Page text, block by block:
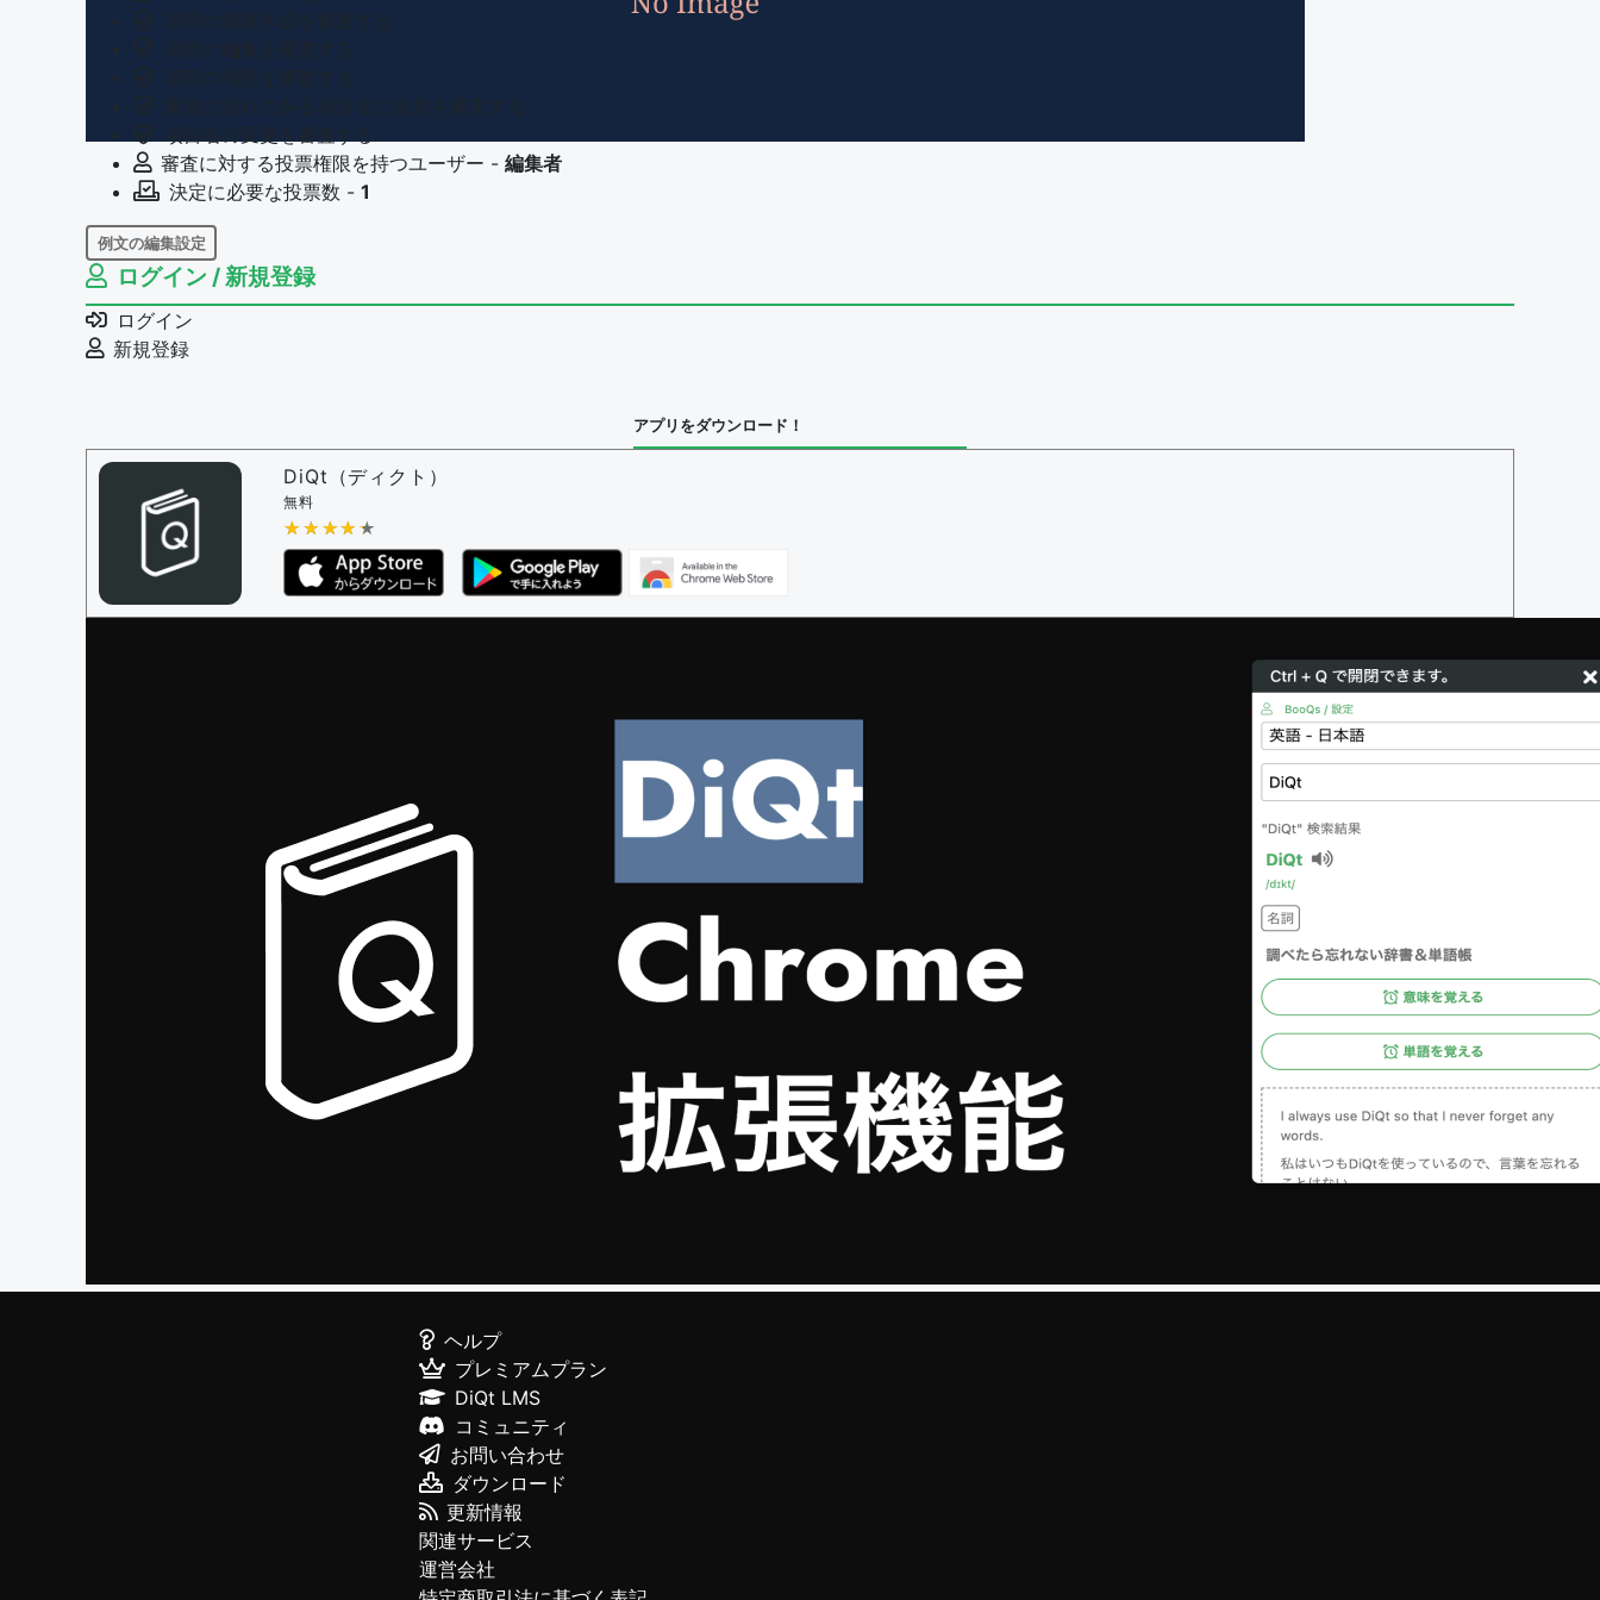
審査に対する投票権限を持つユーザー - 編集者
決定に必要な投票数 - 1
例文の編集設定
例文の編集権限を持つユーザー -
例文の削除を審査する
審査に対する投票権限を持つユーザー -
決定に必要な投票数 -
問題の編集権限を持つユーザー -すべてのユーザー
審査に対する投票権限を持つユーザー -
決定に必要な投票数 -
編集ガイドライン
ログイン / 新規登録
ログイン
新規登録
アプリをダウンロード！
DiQt（ディクト）
無料
★★★★★
★★★★★
ヘルプ
プレミアムプラン
DiQt LMS
コミュニティ
お問い合わせ
ダウンロード
更新情報
関連サービス
運営会社